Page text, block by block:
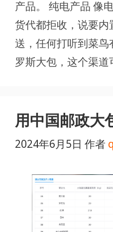
产品。 纯电产品 像
货代都拒收，说要
送，任何打听到菜
罗斯大包，这个渠
用中国邮政大
2024年6月5日 作者